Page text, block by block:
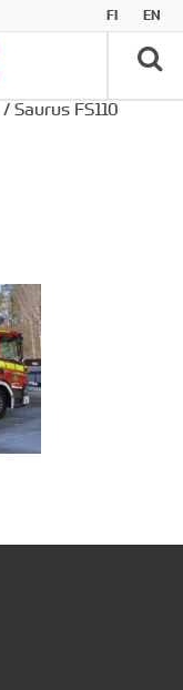
FI EN
/ Saurus FS110